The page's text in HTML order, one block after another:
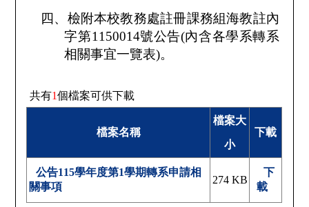
四、檢附本校教務處註冊課務組海教註內
字第1150014號公告(內含各學系轉系
相關事宜一覽表)。
共有1個檔案可供下載
檔案名稱
檔案大
小
下載
公告115學年度第1學期轉系申請相
關事項
274 KB
下
載